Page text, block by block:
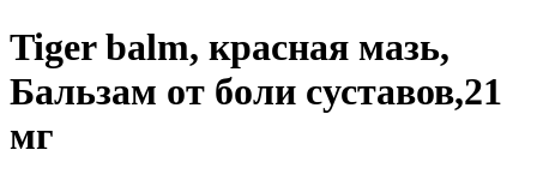
Tiger balm, красная мазь,
Бальзам от боли суставов,21
мг